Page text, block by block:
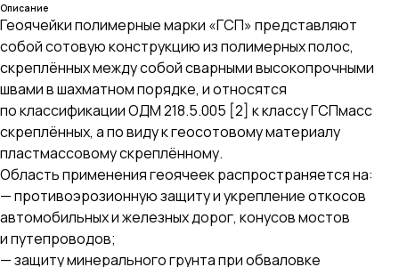
Описание
Геоячейки полимерные марки «ГСП» представляют
собой сотовую конструкцию из полимерных полос,
скреплённых между собой сварными высокопрочными
швами в шахматном порядке, и относятся
по классификации ОДМ 218.5.005 [2] к классу ГСПмасс
скреплённых, а по виду к геосотовому материалу
пластмассовому скреплённому.
Область применения геоячеек распространяется на:
— противоэрозионную защиту и укрепление откосов
автомобильных и железных дорог, конусов мостов
и путепроводов;
— защиту минерального грунта при обваловке